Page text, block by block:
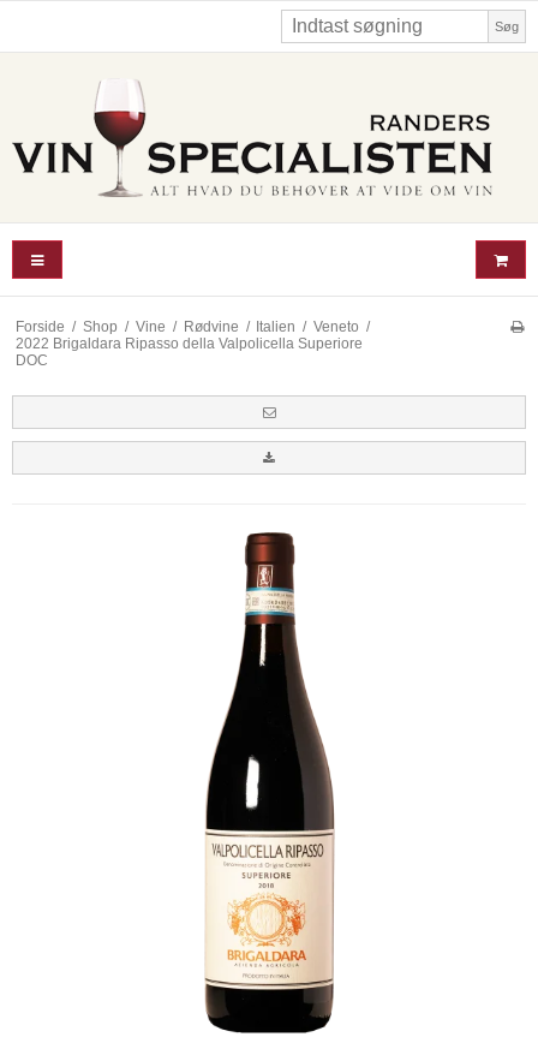
Søg
Forside / Shop / Vine / Rødvine / Italien / Veneto /
2022 Brigaldara Ripasso della Valpolicella Superiore
DOC